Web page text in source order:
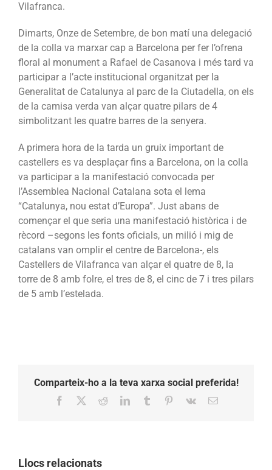
Vilafranca.
Dimarts, Onze de Setembre, de bon matí una delegació
de la colla va marxar cap a Barcelona per fer l’ofrena
floral al monument a Rafael de Casanova i més tard va
participar a l’acte institucional organitzat per la
Generalitat de Catalunya al parc de la Ciutadella, on els
de la camisa verda van alçar quatre pilars de 4
simbolitzant les quatre barres de la senyera.
A primera hora de la tarda un gruix important de
castellers es va desplaçar fins a Barcelona, on la colla
va participar a la manifestació convocada per
l’Assemblea Nacional Catalana sota el lema
“Catalunya, nou estat d’Europa”. Just abans de
començar el que seria una manifestació històrica i de
rècord –segons les fonts oficials, un milió i mig de
catalans van omplir el centre de Barcelona-, els
Castellers de Vilafranca van alçar el quatre de 8, la
torre de 8 amb folre, el tres de 8, el cinc de 7 i tres pilars
de 5 amb l’estelada.
Comparteix-ho a la teva xarxa social preferida!
Facebook RedditLinkedInTumblr Pinterest
Vk Email:
Llocs relacionats